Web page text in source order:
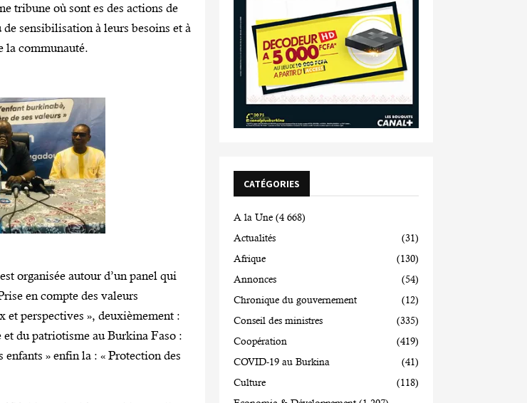
tribune où sont es des actions de
sensibilisation à leurs besoins et à
la communauté.
organisée autour d’un panel qui
en compte des valeurs
et perspectives », deuxièmement :
du patriotisme au Burkina Faso :
enfants » enfin la : « Protection des
CATÉGORIES
A la Une (4 668)
Actualités
(31)
Afrique
(130)
Annonces
(54)
Chronique du gouvernement
(12)
Conseil des ministres
(335)
Coopération
(419)
COVID-19 au Burkina
(41)
Culture
(118)